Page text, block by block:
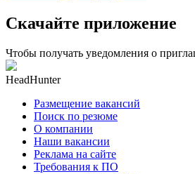
Скачайте приложение
Чтобы получать уведомления о
HeadHunter
Размещение вакансий
Поиск по резюме
О компании
Наши вакансии
Реклама на сайте
Требования к ПО